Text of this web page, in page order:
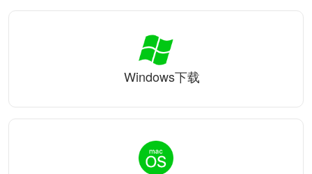
Windows下载